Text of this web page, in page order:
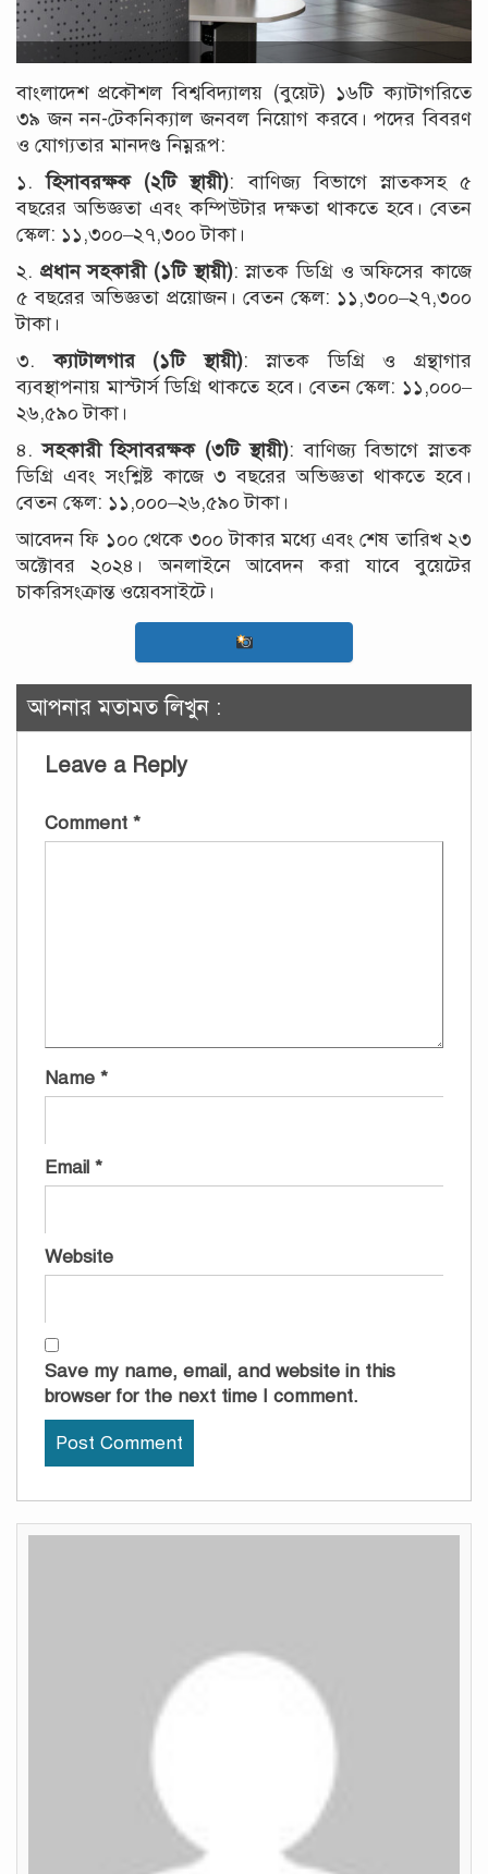
বাংলাদেশ প্রকৌশল বিশ্ববিদ্যালয় (বুয়েট) ১৬টি ক্যাটাগরিতে
৩৯ জন নন-টেকনিক্যাল জনবল নিয়োগ করবে। পদের বিবরণ
ও যোগ্যতার মানদণ্ড নিম্নরূপ:
১.হিসাবরক্ষক (২টি স্থায়ী): বাণিজ্য বিভাগে স্নাতকসহ ৫
বছরের অভিজ্ঞতা এবং কম্পিউটার দক্ষতা থাকতে হবে। বেতন
স্কেল: ১১,৩০০–২৭,৩০০ টাকা।
২. প্রধান সহকারী (১টি স্থায়ী): স্নাতক ডিগ্রি ও অফিসের কাজে
৫ বছরের অভিজ্ঞতা প্রয়োজন। বেতন স্কেল: ১১,৩০০–২৭,৩০০
টাকা।
৩.ক্যাটালগার (১টি স্থায়ী): স্নাতক ডিগ্রি ও গ্রন্থাগার
ব্যবস্থাপনায় মাস্টার্স ডিগ্রি থাকতে হবে। বেতন স্কেল: ১১,০০০–
২৬,৫৯০ টাকা।
৪.সহকারী হিসাবরক্ষক (৩টি স্থায়ী): বাণিজ্য বিভাগে স্নাতক
ডিগ্রি এবং সংশ্লিষ্ট কাজে ৩ বছরের অভিজ্ঞতা থাকতে হবে।
বেতন স্কেল: ১১,০০০–২৬,৫৯০ টাকা।
আবেদন ফি ১০০ থেকে ৩০০ টাকার মধ্যে এবং শেষ তারিখ ২৩
অক্টোবর ২০২৪। অনলাইনে আবেদন করা যাবে বুয়েটের
চাকরিসংক্রান্ত ওয়েবসাইটে।
আপনার মতামত লিখুন :
Leave a Reply
Comment *
Name *
Email *
Website
Save my name, email, and website in this
browser for the next time I comment.